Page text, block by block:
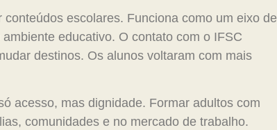
escolares. Funciona como um eixo de
educativo. O contato com o IFSC
destinos. Os alunos voltaram com mais
acesso, mas dignidade. Formar adultos com
comunidades e no mercado de trabalho.